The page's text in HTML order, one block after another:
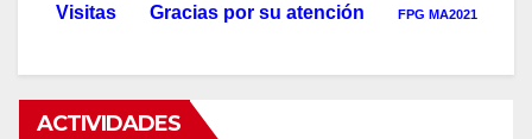
Visitas Gracias por su atención FPG MA2021
ACTIVIDADES